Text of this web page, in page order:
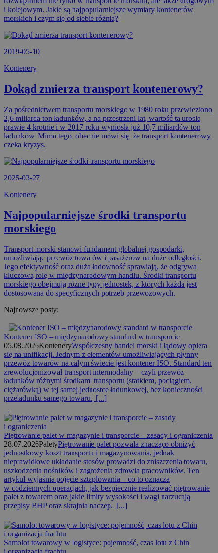
i kolejowym. Jakie są najpopularniejsze wymiary kontenerów
morskich i czym się od siebie różnią?
2019-05-10
Kontenery
Dokąd zmierza transport kontenerowy?
Za pośrednictwem transportu morskiego w 1980 roku przewieziono
2,6 miliarda ton ładunków, a na przestrzeni lat, wartość ta urosła
prawie 4 krotnie i w 2017 roku wyniosła już 10,7 miliardów ton
ładunków. Mimo tego, obecnie mówi się, że transport kontenerowy
czeka kryzys.
2025-03-27
Kontenery
Najpopularniejsze środki transportu
morskiego
Transport morski stanowi fundament globalnej gospodarki,
umożliwiając przewóz towarów i pasażerów na duże odległości.
Jego efektywność oraz duża ładowność sprawiają, że odgrywa
kluczową rolę w międzynarodowym handlu. Środki transportu
morskiego obejmują różne typy jednostek, z których każda jest
dostosowana do specyficznych potrzeb przewozowych.
Najnowsze posty:
Kontener ISO – międzynarodowy standard w transporcie
05.08.2026KonteneryWspółczesny handel morski i lądowy opiera
się na unifikacji. Jednym z elementów umożliwiających płynny
przewóz towarów na całym świecie jest kontener ISO. Standard ten
zrewolucjonizował transport intermodalny – czyli przewóz
ładunków różnymi środkami transportu (statkiem, pociągiem,
ciężarówką) w tej samej jednostce ładunkowej, bez konieczności
przeładunku samego towaru. [...]
Piętrowanie palet w magazynie i transporcie – zasady i ograniczenia
28.07.2026PaletyPiętrowanie palet pozwala znacząco obniżyć
jednostkowy koszt transportu i magazynowania, jednak
nieprawidłowe układanie stosów prowadzi do zniszczenia towaru,
uszkodzenia nośników i zagrożenia zdrowia pracowników. Ten
artykuł wyjaśnia pojęcie sztaplowania – co to oznacza
w codziennych operacjach, jak bezpiecznie realizować piętrowanie
palet z towarem oraz jakie limity wysokości i wagi narzucają
przepisy BHP oraz skrajnia naczep. [...]
Samolot towarowy w logistyce: pojemność, czas lotu z Chin
i organizacja frachtu